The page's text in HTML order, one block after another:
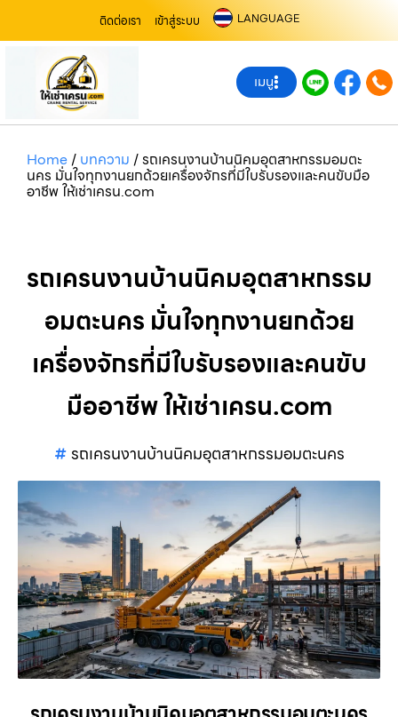
ติดต่อเรา เข้าสู่ระบบ LANGUAGE
เมนู
Home/ บทความ /รถเครนงานบ้านนิคมอุตสาหกรรมอมตะ
นคร มั่นใจทุกงานยกด้วยเครื่องจักรที่มีใบรับรองและคนขับมือ
อาชีพ ให้เช่าเครน.com
รถเครนงานบ้านนิคมอุตสาหกรรม
อมตะนคร มั่นใจทุกงานยกด้วย
เครื่องจักรที่มีใบรับรองและคนขับ
มืออาชีพ ให้เช่าเครน.com
รถเครนงานบ้านนิคมอุตสาหกรรมอมตะนคร